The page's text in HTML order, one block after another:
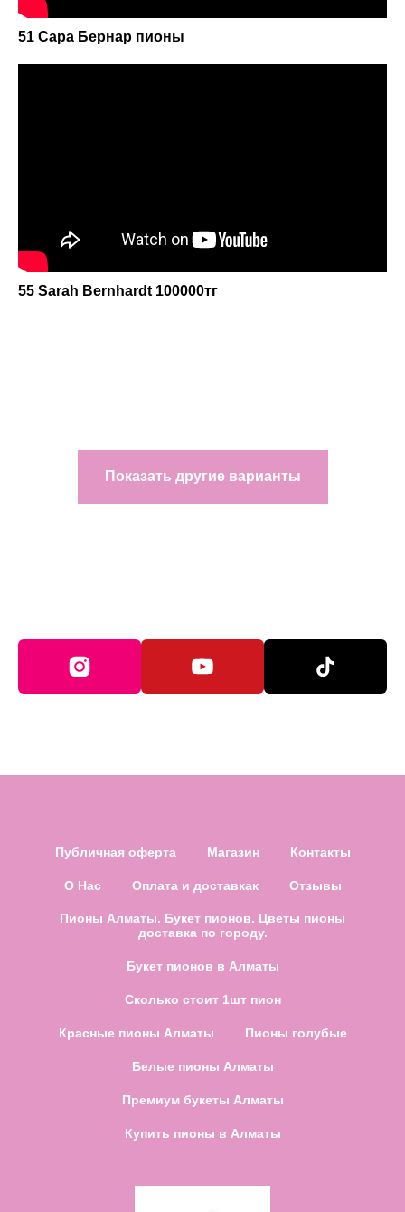
51 Сара Бернар пионы
55 Sarah Bernhardt 100000тг
Показать другие варианты
Публичная оферта Магазин Контакты
О Нас Оплата и доставкак Отзывы
Пионы Алматы. Букет пионов. Цветы пионы
доставка по городу.
Букет пионов в Алматы
Сколько стоит 1шт пион
Красные пионы Алматы Пионы голубые
Белые пионы Алматы
Премиум букеты Алматы
Купить пионы в Алматы